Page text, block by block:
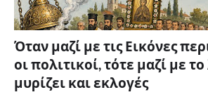
Όταν μαζί με τις Εικόνες
οι πολιτικοί, τότε μαζί με το
μυρίζει και εκλογές